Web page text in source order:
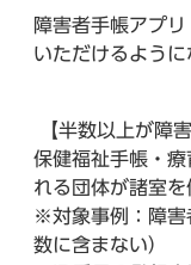
障害者手帳アプ
いただけるように
【半数以上が障
保健福祉手帳・
れる団体が諸室を
※対象事例：障害
数に含まない）